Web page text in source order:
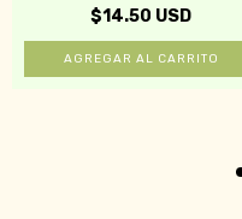
$14.50 USD